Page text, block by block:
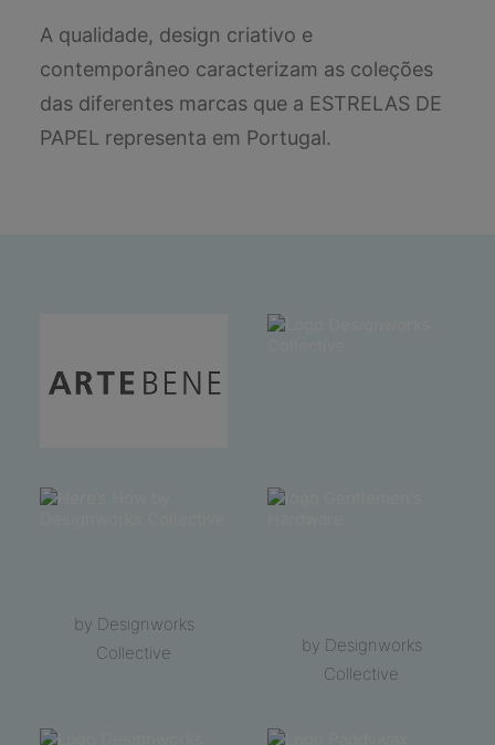
A qualidade, design criativo e
contemporâneo caracterizam as coleções
das diferentes marcas que a ESTRELAS DE
PAPEL representa em Portugal.
by Designworks
Collective
by Designworks
Collective